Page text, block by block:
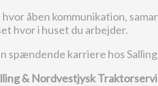
åben kommunikation,
hvor i huset du arbejder.
spændende karriere hos
& Nordvestjysk